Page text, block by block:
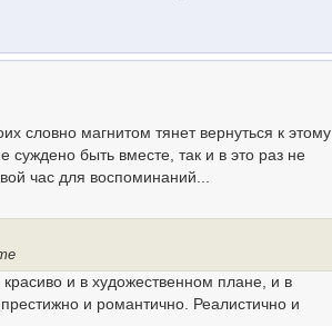
словно магнитом тянет вернуться к этому
быть вместе, так и в это раз не
час для воспоминаний...
и в художественном плане, и в
и романтично. Реалистично и